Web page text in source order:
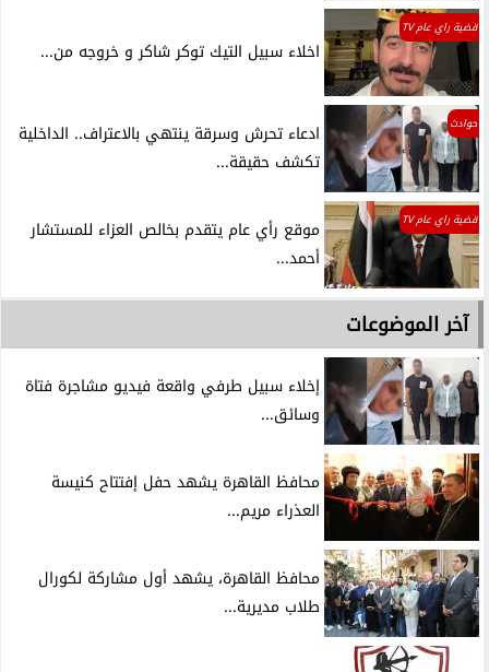
قضية راي عام TV
اخلاء سبيل التيك توكر شاكر و خروجه من...
حوادث
ادعاء تحرش وسرقة ينتهي بالاعتراف.. الداخلية
تكشف حقيقة...
قضية راي عام TV
موقع رأي عام يتقدم بخالص العزاء للمستشار
أحمد...
آخر الموضوعات
إخلاء سبيل طرفي واقعة فيديو مشاجرة فتاة
وسائق...
محافظ القاهرة يشهد حفل إفتتاح كنيسة
العذراء مريم...
محافظ القاهرة، يشهد أول مشاركة لكورال
طلاب مديرية...